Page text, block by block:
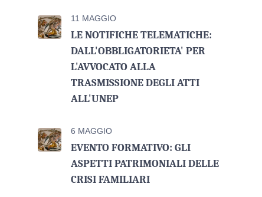
11 MAGGIO
LE NOTIFICHE TELEMATICHE:
DALL'OBBLIGATORIETA' PER
L'AVVOCATO ALLA
TRASMISSIONE DEGLI ATTI
ALL'UNEP
6 MAGGIO
EVENTO FORMATIVO: GLI
ASPETTI PATRIMONIALI DELLE
CRISI FAMILIARI